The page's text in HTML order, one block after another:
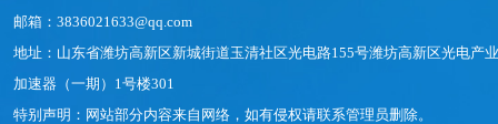
邮箱：3836021633@qq.com
地址：山东省潍坊高新区新城街道玉清社区光电路155号潍坊高新区光电产业
加速器（一期）1号楼301
特别声明：网站部分内容来自网络，如有侵权请联系管理员删除。